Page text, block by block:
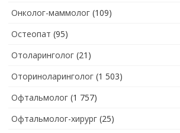
Онколог-маммолог (109)
Остеопат (95)
Отоларинголог (21)
Оториноларинголог (1 503)
Офтальмолог (1 757)
Офтальмолог-хирург (25)